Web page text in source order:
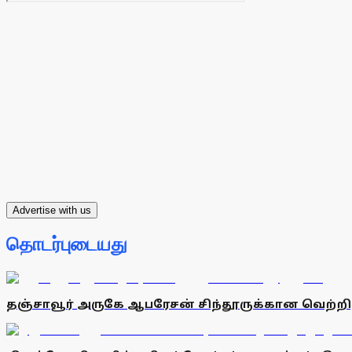
Advertise with us
தொடர்புடையது
தஞ்சாவூர் அருகே ஆபரேசன் சிந்தூருக்கான